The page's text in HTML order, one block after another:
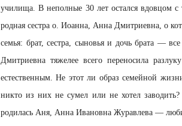
училища. В неполные 30 лет остался вдовцом
родная сестра о. Иоанна, Анна Дмитриевна, о
семья: брат, сестра, сыновья и дочь брата —
Дмитриевна тяжелее всего переносила
естественным. Не этот ли образ семейной
никто из них не сумел или не хотел
родилась Аня, Анна Ивановна Журавлева —